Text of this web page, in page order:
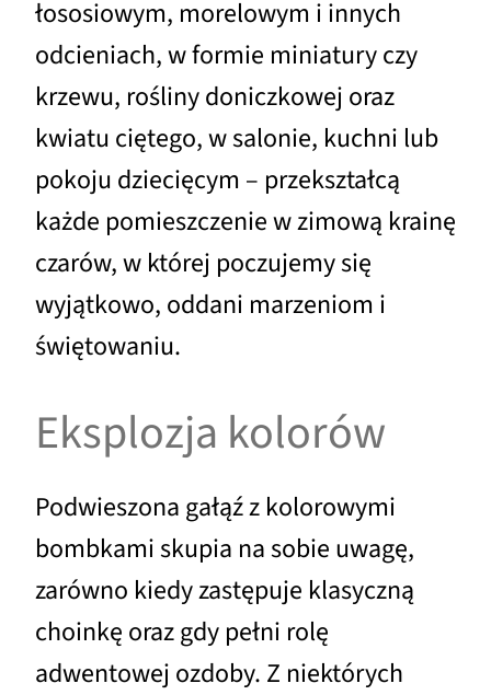
łososiowym, morelowym i innych
odcieniach, w formie miniatury czy
krzewu, rośliny doniczkowej oraz
kwiatu ciętego, w salonie, kuchni lub
pokoju dziecięcym – przekształcą
każde pomieszczenie w zimową krainę
czarów, w której poczujemy się
wyjątkowo, oddani marzeniom i
świętowaniu.
Eksplozja kolorów
Podwieszona gałąź z kolorowymi
bombkami skupia na sobie uwagę,
zarówno kiedy zastępuje klasyczną
choinkę oraz gdy pełni rolę
adwentowej ozdoby. Z niektórych